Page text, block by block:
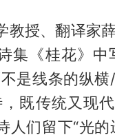
教授、翻译家
集《桂花》中
是线条的纵横
既传统又现代
人们留下“光的